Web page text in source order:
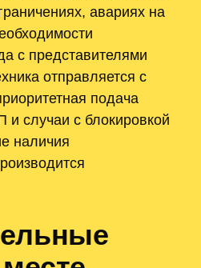
авариях на
с представителями
отправляется с
подача
и случаи с блокировкой
наличия